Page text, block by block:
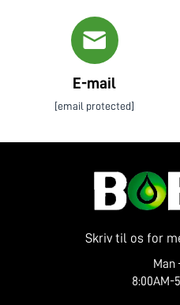
E-mail
[email protected]
Skriv til os for
Man
8:00AM-